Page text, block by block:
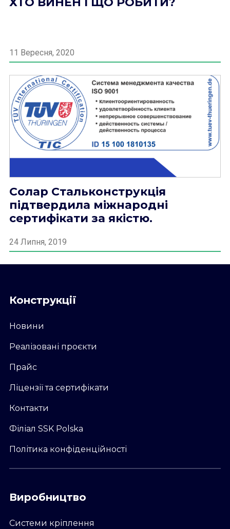
11 Вересня, 2020
Солар Стальконструкція
підтвердила міжнародні
сертифікати за якістю.
24 Липня, 2019
Конструкції
Новини
Реалізовані проєкти
Прайс
Ліцензії та сертифікати
Контакти
Філіал SSK Polska
Політика конфіденційності
Виробництво
Системи кріплення